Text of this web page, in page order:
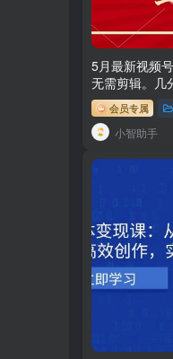
5月最新视频
无需剪辑。几
会员专属
小智助手